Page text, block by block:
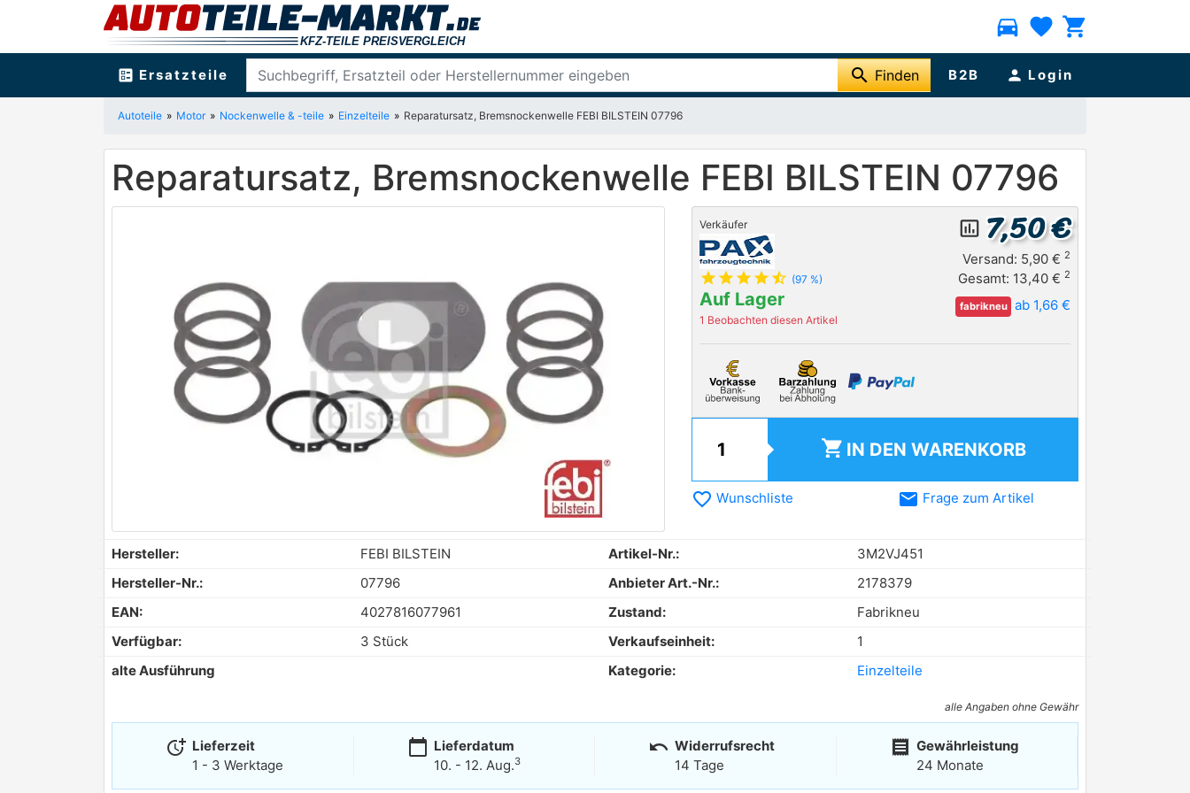
directions_car favorite shopping_cart
ballot Ersatzteile search Finden B2B person Login
Autoteile Motor Nockenwelle & -teile Einzelteile Reparatursatz, Bremsnockenwelle FEBI BILSTEIN 07796
Reparatursatz, Bremsnockenwelle FEBI BILSTEIN 07796
Verkäufer
star star star star star_half (97 %)
Auf Lager
1 Beobachten diesen Artikel
insert_chart_outlined 7,50 €
Versand: 5,90 € 2
Gesamt: 13,40 € 2
fabrikneu ab 1,66 €
shopping_cart IN DEN WARENKORB
favorite_border Wunschliste email Frage zum Artikel
Hersteller: FEBI BILSTEIN Artikel-Nr.:
3M2VJ451
Hersteller-Nr.:
07796 Anbieter Art.-Nr.:
2178379
EAN:
4027816077961 Zustand:
Fabrikneu
Verfügbar:
3 Stück Verkaufseinheit:
1
alte Ausführung
Kategorie: Einzelteile
alle Angaben ohne Gewähr
more_time Lieferzeit
1 - 3 Werktage
calendar_today Lieferdatum
10. - 12. Aug.3
undo Widerrufsrecht
14 Tage
receipt Gewährleistung
24 Monate